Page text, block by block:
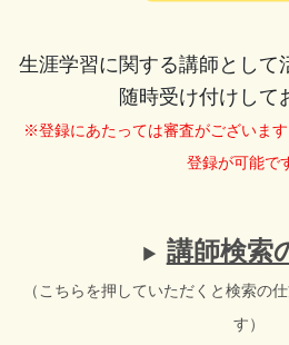
生涯学習に関する講師として
随時受け付けして
※登録にあたっては審査がございま
登録が可能で
講師検索
（こちらを押していただくと検索の
す）